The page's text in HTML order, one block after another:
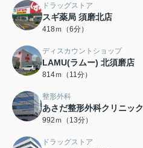
ドラッグストア
スギ薬局 須磨北店
418ｍ（6分）
ディスカウントショップ
LAMU(ラムー) 北須磨店
814ｍ（11分）
整形外科
あさだ整形外科クリニック
992ｍ（13分）
ドラッグストア